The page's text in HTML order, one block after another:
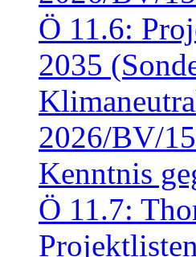
Ö 11.6:
2035
2026/BV/
Kenntnis
Ö 11.7: